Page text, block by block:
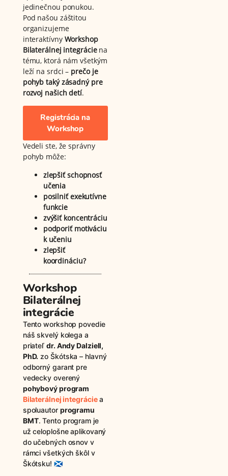
jedinečnou ponukou.
Pod našou záštitou
organizujeme
interaktívny Workshop
Bilaterálnej integráciena
tému, ktorá nám všetkým
leží na srdci – prečo je
pohyb taký zásadný pre
rozvoj našich detí.
Registrácia na
Workshop
Vedeli ste, že správny
pohyb môže:
zlepšiť schopnosť
učenia
posilniť exekutívne
funkcie
zvýšiť koncentráciu
podporiť motiváciu
k učeniu
zlepšiť
koordináciu?
Workshop
Bilaterálnej
integrácie
Tento workshop povedie
náš skvelý kolega a
priateľ dr. Andy Dalziell,
PhD. zo Škótska – hlavný
odborný garant pre
vedecky overený
pohybový program
Bilaterálnej integráciea
spoluautor programu
BMT. Tento program je
už celoplošne aplikovaný
do učebných osnov v
rámci všetkých škôl v
Škótsku! 🏴󠁧󠁢󠁳󠁣󠁴󠁿